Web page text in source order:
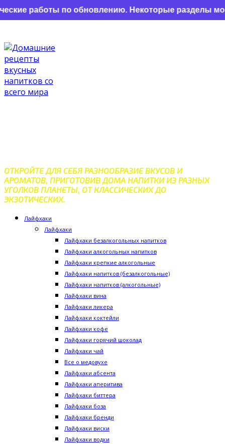
Перейти
к
контенту
ОТКРОЙТЕ ДЛЯ СЕБЯ РАЗНООБРАЗИЕ ВКУСОВ И
АРОМАТОВ, ПРИГОТОВИВ ДОМА НАПИТКИ ИЗ РАЗНЫХ
УГОЛКОВ ПЛАНЕТЫ, ОТ КЛАССИЧЕСКИХ ДО
ЭКЗОТИЧЕСКИХ.
Лайфхаки
Лайфхаки
Лайфхаки безалкогольных напитков
Лайфхаки алкогольных напитков
Лайфхаки крепкие алкогольные
Лайфхаки напитков (безалкогольные)
Лайфхаки напитков (алкогольные)
Лайфхаки вина
Лайфхаки ликера
Лайфхаки коктейли
Лайфхаки кофе
Лайфхаки горячий шоколад
Лайфхаки чай
Все о медовухе
Лайфхаки абсента
Лайфхаки аперитива
Лайфхаки биттера
Лайфхаки боза
Лайфхаки бренди
Лайфхаки виски
Лайфхаки водки
работы по обновлению. Некоторые разделы